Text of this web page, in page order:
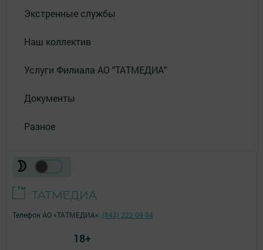
Экстренные службы
Наш коллектив
Услуги Филиала АО "ТАТМЕДИА"
Документы
Разное
Телефон АО «ТАТМЕДИА»: (843) 222 09 84
18+